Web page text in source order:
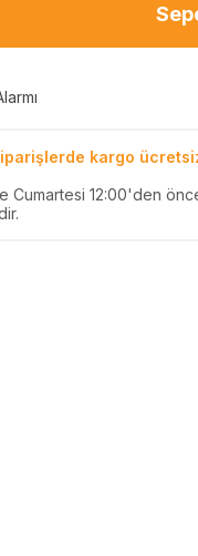
kargo
Cumartesi 12:00'den